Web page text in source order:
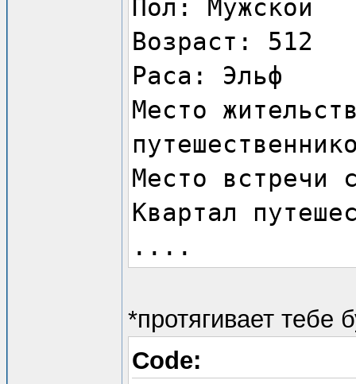
Пол: Мужской
Возраст: 512
Раса: Эльф
Место
Место встречи
Квартал
....
*протягивает тебе
Code: